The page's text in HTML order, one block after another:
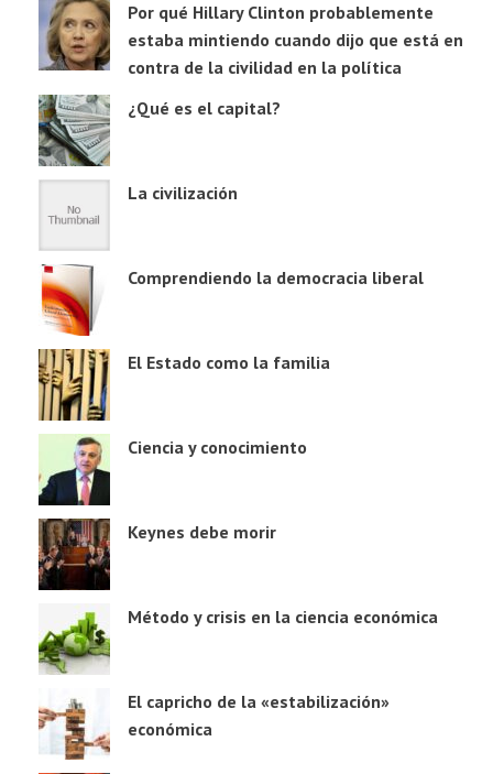
Por qué Hillary Clinton probablemente
estaba mintiendo cuando dijo que está en
contra de la civilidad en la política
¿Qué es el capital?
La civilización
Comprendiendo la democracia liberal
El Estado como la familia
Ciencia y conocimiento
Keynes debe morir
Método y crisis en la ciencia económica
El capricho de la «estabilización»
económica